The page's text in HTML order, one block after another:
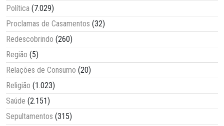
Política (7.029)
Proclamas de Casamentos (32)
Redescobrindo (260)
Região (5)
Relações de Consumo (20)
Religião (1.023)
Saúde (2.151)
Sepultamentos (315)